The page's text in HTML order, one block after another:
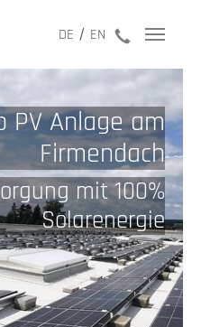
jetzt
DE EN
PV Anlage am
Firmendach
mit 100%
Solarenergie